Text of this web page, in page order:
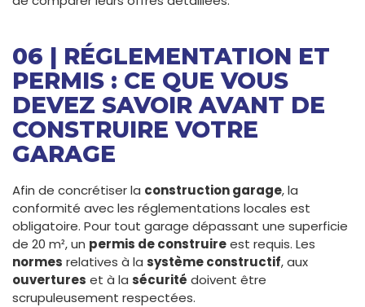
06 | RÉGLEMENTATION ET
PERMIS : CE QUE VOUS
DEVEZ SAVOIR AVANT DE
CONSTRUIRE VOTRE
GARAGE
Afin de concrétiser la construction garage, la
conformité avec les réglementations locales est
obligatoire. Pour tout garage dépassant une superficie
de 20 m², un permis de construireest requis. Les
normes relatives à la système constructif, aux
ouvertures et à la sécurité doivent être
scrupuleusement respectées.